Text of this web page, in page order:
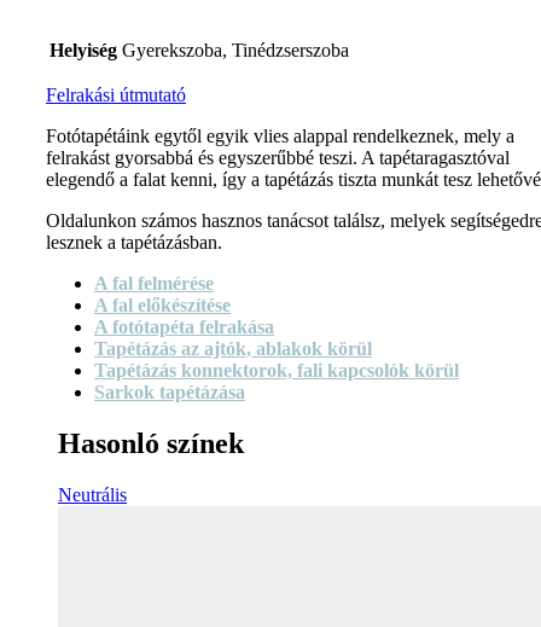
Helyiség Gyerekszoba, Tinédzserszoba
Felrakási útmutató
Fotótapétáink egytől egyik vlies alappal rendelkeznek, mely a
felrakást gyorsabbá és egyszerűbbé teszi. A tapétaragasztóval
elegendő a falat kenni, így a tapétázás tiszta munkát tesz
Oldalunkon számos hasznos tanácsot találsz, melyek
lesznek a tapétázásban.
A fal felmérése
A fal előkészítése
A fotótapéta felrakása
Tapétázás az ajtók, ablakok körül
Tapétázás konnektorok, fali kapcsolók körül
Sarkok tapétázása
Hasonló színek
Neutrális